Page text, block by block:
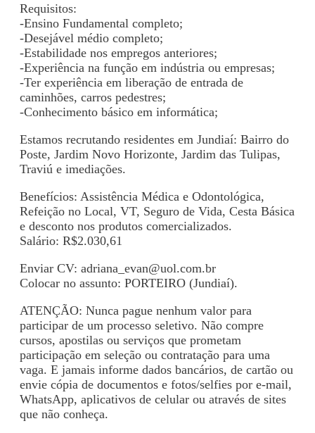
Requisitos:
-Ensino Fundamental completo;
-Desejável médio completo;
-Estabilidade nos empregos anteriores;
-Experiência na função em indústria ou empresas;
-Ter experiência em liberação de entrada de
caminhões, carros pedestres;
-Conhecimento básico em informática;
Estamos recrutando residentes em Jundiaí: Bairro do
Poste, Jardim Novo Horizonte, Jardim das Tulipas,
Traviú e imediações.
Benefícios: Assistência Médica e Odontológica,
Refeição no Local, VT, Seguro de Vida, Cesta Básica
e desconto nos produtos comercializados.
Salário: R$2.030,61
Enviar CV: adriana_evan@uol.com.br
Colocar no assunto: PORTEIRO (Jundiaí).
ATENÇÃO: Nunca pague nenhum valor para
participar de um processo seletivo. Não compre
cursos, apostilas ou serviços que prometam
participação em seleção ou contratação para uma
vaga. E jamais informe dados bancários, de cartão ou
envie cópia de documentos e fotos/selfies por e-mail,
WhatsApp, aplicativos de celular ou através de sites
que não conheça.